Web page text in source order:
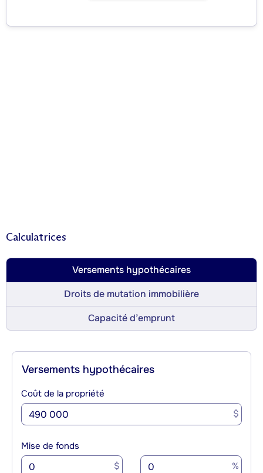
Calculatrices
Versements hypothécaires
Droits de mutation immobilière
Capacité d’emprunt
Versements hypothécaires
Coût de la propriété
$
Mise de fonds
$ %